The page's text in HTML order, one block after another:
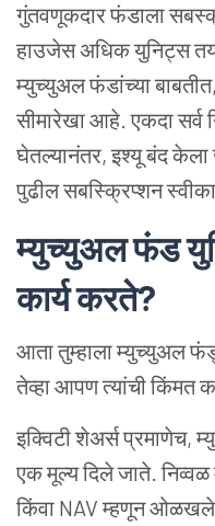
गुंतवणूकदार फंडाला
हाउजेस अधिक युनिट्स
म्युच्युअल फंडांच्या
सीमारेखा आहे. एकदा सर्व
घेतल्यानंतर, इश्यू बंद
पुढील सबस्क्रिप्शन
म्युच्युअल फंड
कार्य करते?
आता तुम्हाला म्युच्युअल
तेव्हा आपण त्यांची किंमत
इक्विटी शेअर्स प्रमाणेच,
एक मूल्य दिले जाते. निव्वळ
किंवा NAV म्हणून ओळखले